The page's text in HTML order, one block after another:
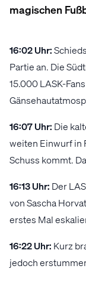
magischen
16:02 Uhr:
Partie an. Die
15.000 LASK-
16:07 Uhr: Die
weiten Einwurf in
Schuss kommt.
16:13 Uhr: Der
von Sascha
erstes Mal
16:22 Uhr: Kurz
jedoch